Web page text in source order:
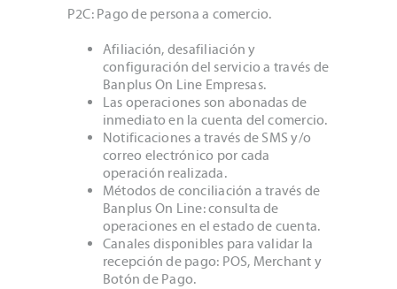
P2C: Pago de persona a comercio.
Afiliación, desafiliación y
configuración del servicio a través de
Banplus On Line Empresas.
Las operaciones son abonadas de
inmediato en la cuenta del comercio.
Notificaciones a través de SMS y/o
correo electrónico por cada
operación realizada.
Métodos de conciliación a través de
Banplus On Line: consulta de
operaciones en el estado de cuenta.
Canales disponibles para validar la
recepción de pago: POS, Merchant y
Botón de Pago.